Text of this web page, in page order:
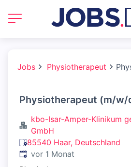
Jobs Physiotherapeut
Physiotherapeut (m/w/
kbo-Isar-Amper-Klinikum
GmbH
85540 Haar, Deutschland
Veröffentlicht:
vor 1 Monat